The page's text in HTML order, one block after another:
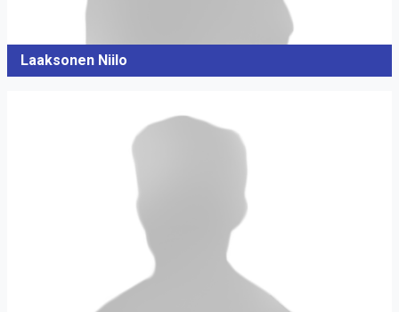
Laaksonen Niilo